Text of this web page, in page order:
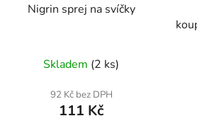
Nigrin sprej na svíčky
Skladem (2 ks)
92 Kč bez DPH
111 Kč